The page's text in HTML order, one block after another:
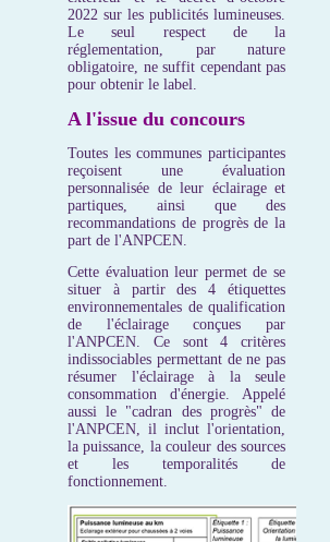
2022 sur les publicités lumineuses.
Le seul respect de la
réglementation, par nature
obligatoire, ne suffit cependant pas
pour obtenir le label.
A l'issue du concours
Toutes les communes participantes
reçoisent une évaluation
personnalisée de leur éclairage et
partiques, ainsi que des
recommandations de progrès de la
part de l'ANPCEN.
Cette évaluation leur permet de se
situer à partir des 4 étiquettes
environnementales de qualification
de l'éclairage conçues par
l'ANPCEN. Ce sont 4 critères
indissociables permettant de ne pas
résumer l'éclairage à la seule
consommation d'énergie. Appelé
aussi le "cadran des progrès" de
l'ANPCEN, il inclut l'orientation,
la puissance, la couleur des sources
et les temporalités de
fonctionnement.